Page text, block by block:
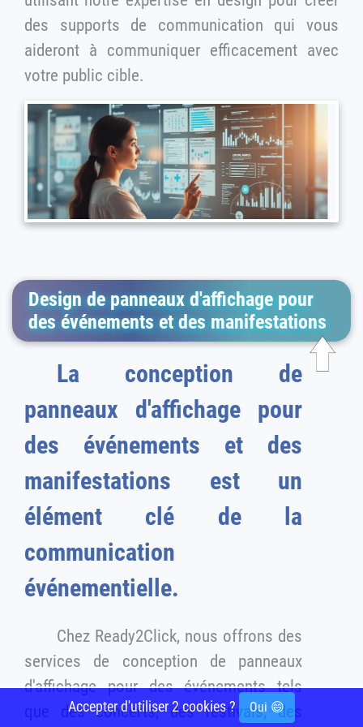
des supports de communication qui vous
aideront à communiquer efficacement avec
votre public cible.
Design de panneaux d'affichage pour
des événements et des manifestations
La conception de
panneaux d'affichage pour
des événements et des
manifestations est un
élément clé de la
communication
événementielle.
Chez Ready2Click, nous offrons des
services de conception de panneaux
d'affichage pour des événements tels
que des concerts, des festivals, des
Accepter d'utiliser 2 cookies ? Oui 😄